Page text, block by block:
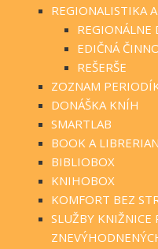
REGIONALISTIKA
REGIONÁLNE
EDIČNÁ
REŠERŠE
ZOZNAM
DONÁŠKA KNÍH
SMARTLAB
BOOK A LIBRERIAN
BIBLIOBOX
KNIHOBOX
KOMFORT BEZ
SLUŽBY KNIŽNICE